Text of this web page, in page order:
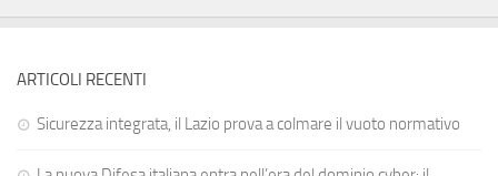
ARTICOLI RECENTI
Sicurezza integrata, il Lazio prova a colmare il vuoto normativo